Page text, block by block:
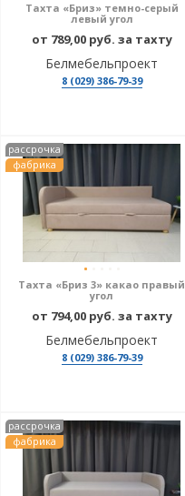
Тахта «Бриз» темно-серый
левый угол
от 789,00 руб. за тахту
Белмебельпроект
8 (029) 386-79-39
рассрочка
фабрика
Тахта «Бриз 3» какао правый
угол
от 794,00 руб. за тахту
Белмебельпроект
8 (029) 386-79-39
рассрочка
фабрика